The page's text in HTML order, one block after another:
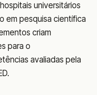
universitários
em pesquisa científica
criam
para o
avaliadas pela